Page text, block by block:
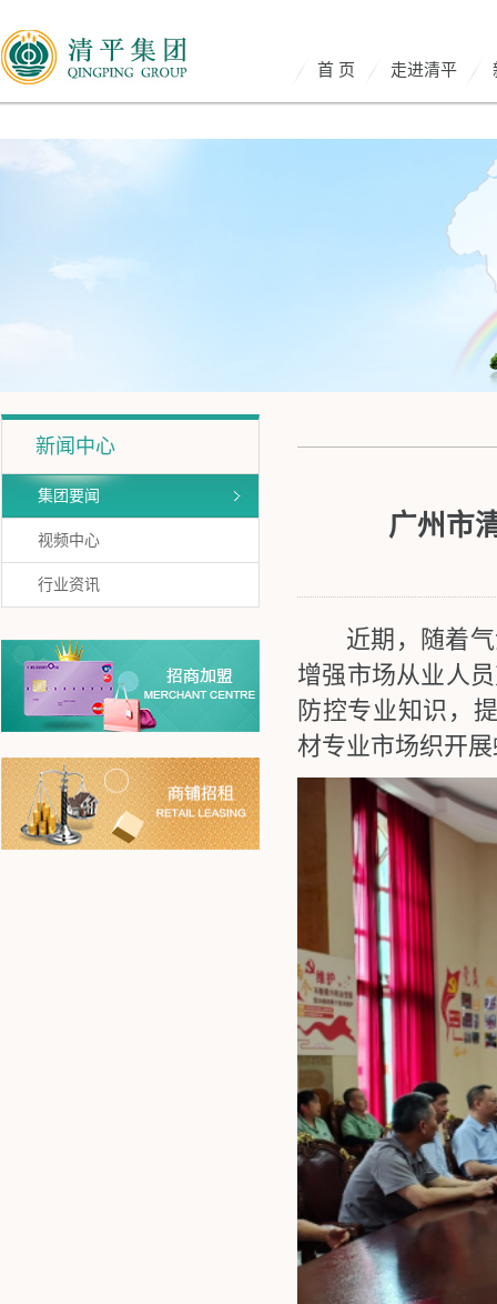
首 页 走进清平
新闻中心
集团要闻
视频中心
行业资讯
广州市
近期，随着气
增强市场从业人
防控专业知识，
材专业市场织开